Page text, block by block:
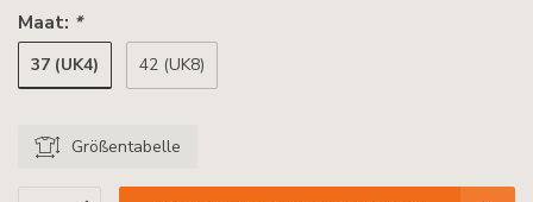
Maat: *
37 (UK4) 42 (UK8)
Größentabelle